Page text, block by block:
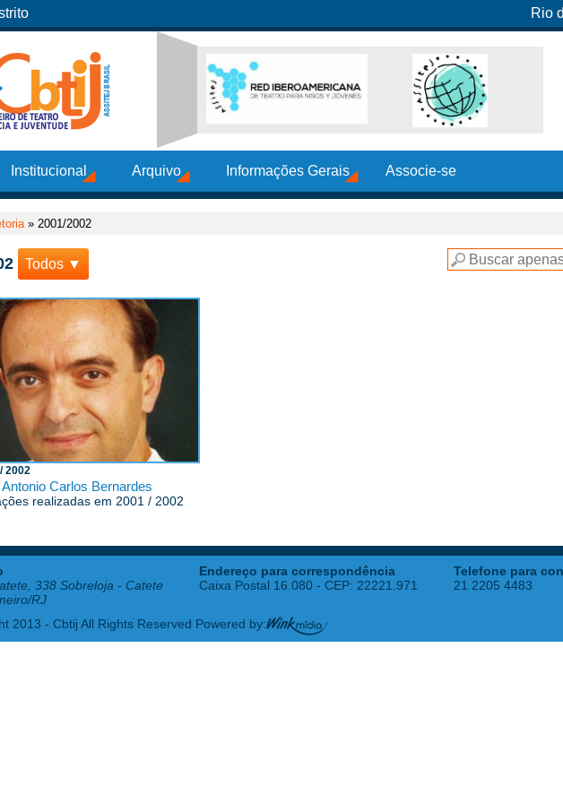
Rio
Institucional Arquivo Informações Gerais Associe-se
» 2001/2002
Todos ▼
2002
Carlos Bernardes
realizadas em 2001 / 2002
338 Sobreloja - Catete
RJ
Endereço para correspondência
Caixa Postal 16.080 - CEP: 22221.971
Telefone para
21 2205 4483
2013 - Cbtij All Rights Reserved Powered by: